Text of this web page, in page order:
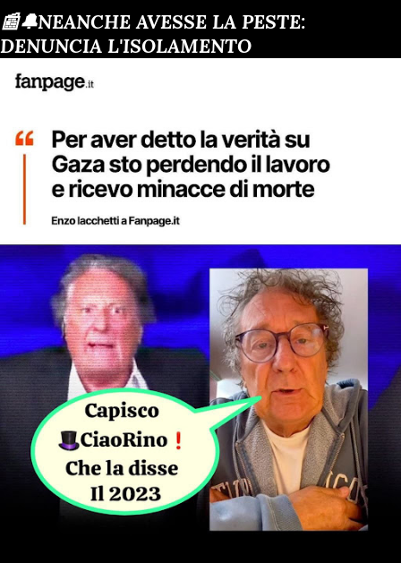
📰🔔NEANCHE AVESSE LA PESTE:
DENUNCIA L'ISOLAMENTO